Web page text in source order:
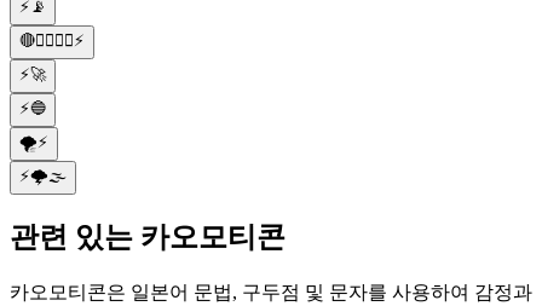
⚡📡
🔴🦸‍♂️🏃‍♂️⚡
⚡🚀
⚡🔵
🌪️⚡
⚡🌩️🌫️
관련 있는 카오모티콘
카오모티콘은 일본어 문법, 구두점 및 문자를 사용하여 감정과